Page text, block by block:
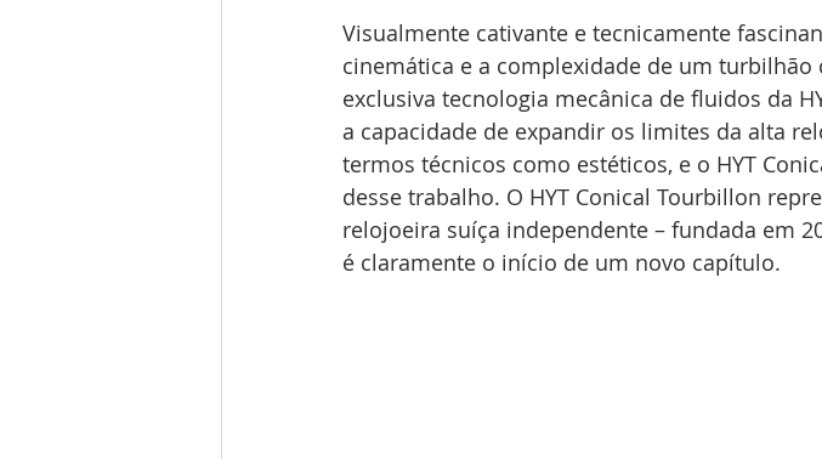
Visualmente cativante e tecnicamente
cinemática e a complexidade de um
exclusiva tecnologia mecânica de fluidos da
a capacidade de expandir os limites da alta
termos técnicos como estéticos, e o HYT
desse trabalho. O HYT Conical Tourbillon
relojoeira suíça independente – fundada em
é claramente o início de um novo capítulo.